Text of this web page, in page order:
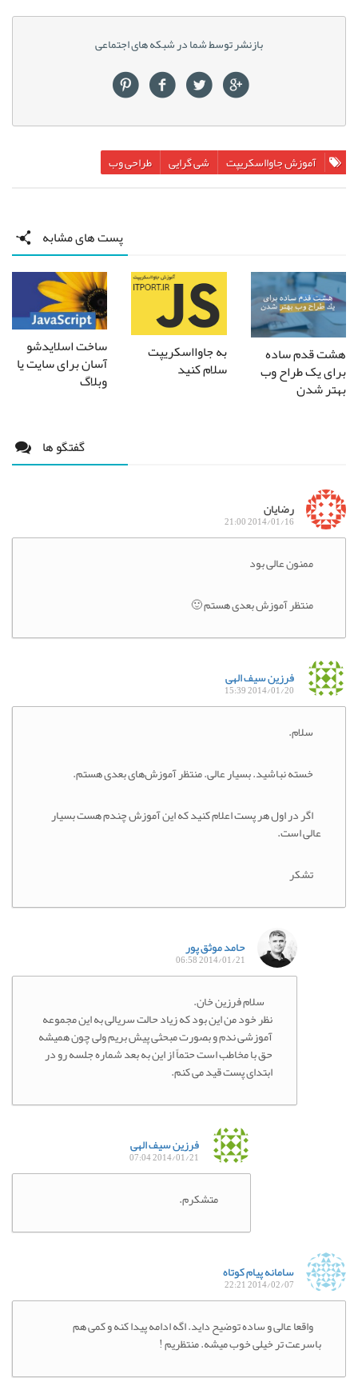
بازنشر توسط شما در شبکه های اجتماعی
آموزش جاوااسکریپت شی گرایی طراحی وب
پست های مشابه
هشت قدم ساده
براى یک طراح وب
بهتر شدن
به جاوااسکریپت
سلام کنید
ساخت اسلایدشو
آسان برای سایت یا
وبلاگ
گفتگو ها
رضایان
2014/01/16 21:00
ممنون عالی بود
منتظر آموزش بعدی هستم 🙂
فرزین سیف الهی
2014/01/20 15:39
سلام.
خسته نباشید. بسیار عالی. منتظر آموزش‌های بعدی هستم.
اگر در اول هر پست اعلام کنید که این آموزش چندم هست بسیار
عالی است.
تشکر
حامد موثق پور
2014/01/21 06:58
سلام فرزین خان.
نظر خود من این بود که زیاد حالت سریالی به این مجموعه
آموزشی ندم و بصورت مبحثی پیش بریم ولی چون همیشه
حق با مخاطب است حتماً از این به بعد شماره جلسه رو در
ابتدای پست قید می کنم.
فرزین سیف الهی
2014/01/21 07:04
متشکرم.
سامانه پیام کوتاه
2014/02/07 22:21
واقعا عالی و ساده توضیح داید. اگه ادامه پیدا کنه و کمی هم
باسرعت تر خیلی خوب میشه. منتظریم !